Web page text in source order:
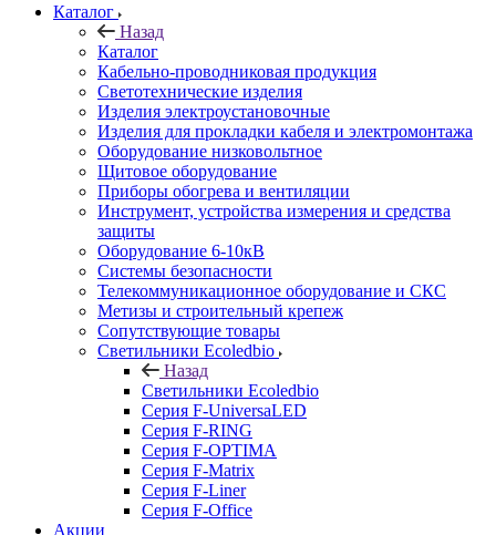
Каталог
Назад
Каталог
Кабельно-проводниковая продукция
Светотехнические изделия
Изделия электроустановочные
Изделия для прокладки кабеля и электромонтажа
Оборудование низковольтное
Щитовое оборудование
Приборы обогрева и вентиляции
Инструмент, устройства измерения и средства
защиты
Оборудование 6-10кВ
Системы безопасности
Телекоммуникационное оборудование и СКС
Метизы и строительный крепеж
Сопутствующие товары
Светильники Ecoledbio
Назад
Светильники Ecoledbio
Серия F-UniversaLED
Серия F-RING
Серия F-OPTIMA
Серия F-Matrix
Серия F-Liner
Серия F-Office
Акции